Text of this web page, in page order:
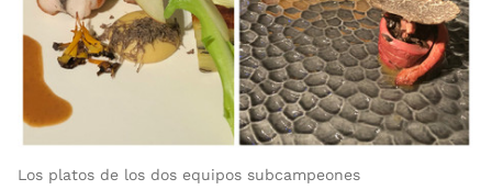
Los platos de los dos equipos subcampeones